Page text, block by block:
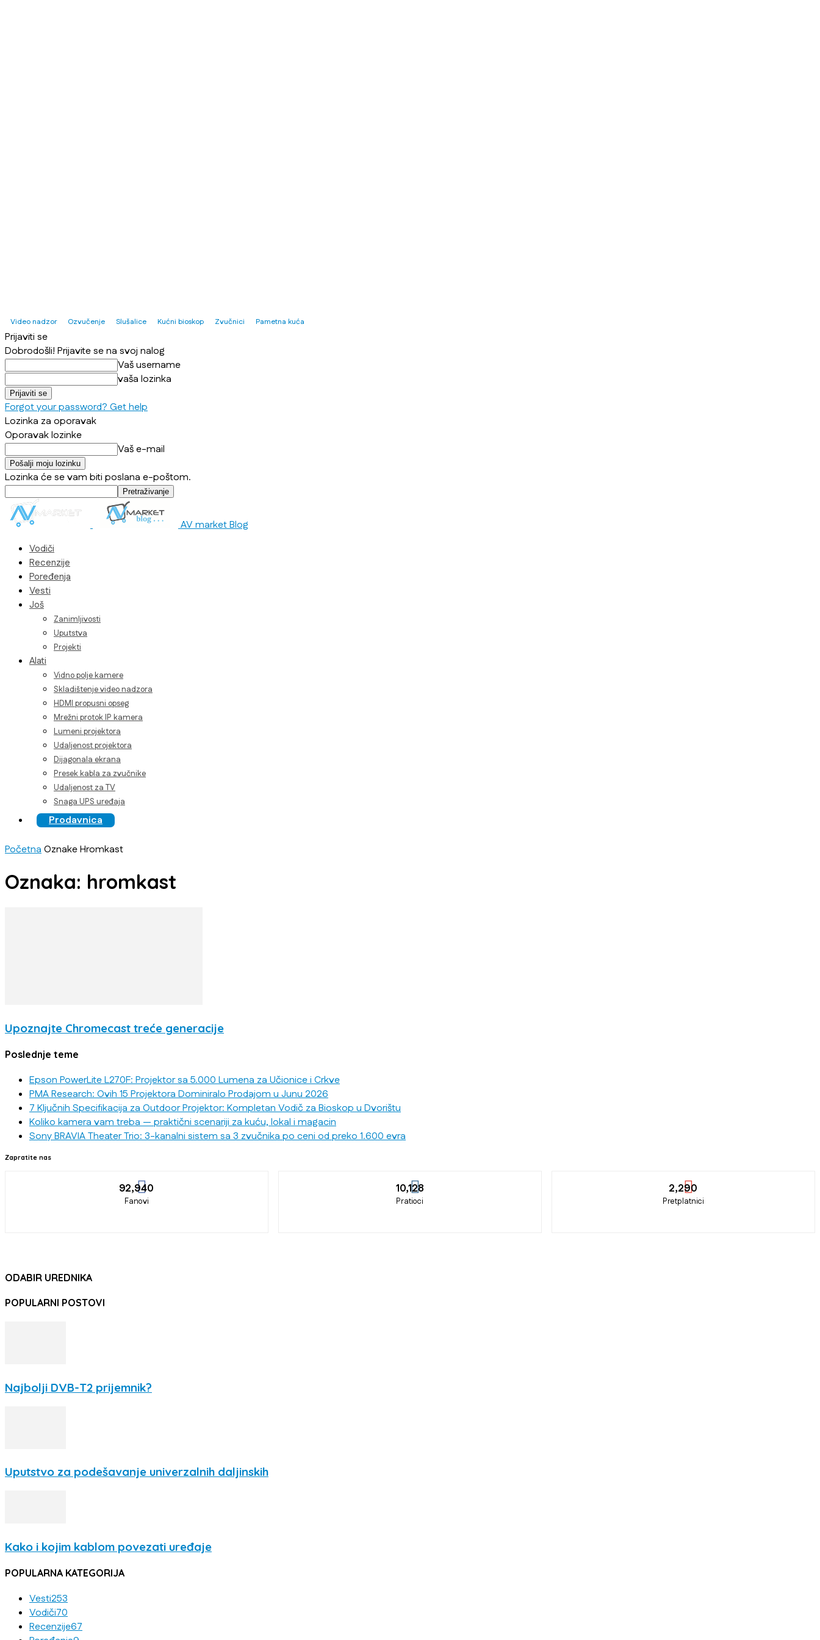
Video nadzor Ozvučenje Slušalice Kućni bioskop Zvučnici Pametna kuća
Prijaviti se
Dobrodošli! Prijavite se na svoj nalog
Vaš username
vaša lozinka
Forgot your password? Get help
Lozinka za oporavak
Oporavak lozinke
Vaš e-mail
Lozinka će se vam biti poslana e-poštom.
AV market Blog
Vodiči
Recenzije
Poređenja
Vesti
Još
Zanimljivosti
Uputstva
Projekti
Alati
Vidno polje kamere
Skladištenje video nadzora
HDMI propusni opseg
Mrežni protok IP kamera
Lumeni projektora
Udaljenost projektora
Dijagonala ekrana
Presek kabla za zvučnike
Udaljenost za TV
Snaga UPS uređaja
Prodavnica
PočetnaOznakeHromkast
Oznaka: hromkast
Upoznajte Chromecast treće generacije
Poslednje teme
Epson PowerLite L270F: Projektor sa 5.000 Lumena za Učionice i Crkve
PMA Research: Ovih 15 Projektora Dominiralo Prodajom u Junu 2026
7 Ključnih Specifikacija za Outdoor Projektor: Kompletan Vodič za Bioskop u Dvorištu
Koliko kamera vam treba — praktični scenariji za kuću, lokal i magacin
Sony BRAVIA Theater Trio: 3-kanalni sistem sa 3 zvučnika po ceni od preko 1.600 evra
Zapratite nas
92,940
Fanovi
10,128
Pratioci
2,290
Pretplatnici
ODABIR UREDNIKA
POPULARNI POSTOVI
Najbolji DVB-T2 prijemnik?
Uputstvo za podešavanje univerzalnih daljinskih
Kako i kojim kablom povezati uređaje
POPULARNA KATEGORIJA
Vesti253
Vodiči70
Recenzije67